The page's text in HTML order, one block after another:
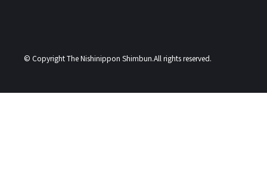
© Copyright The Nishinippon Shimbun.All rights reserved.